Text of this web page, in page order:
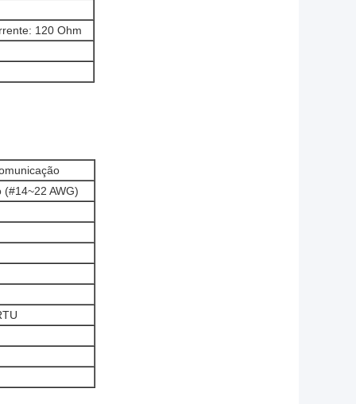
120 Ohm
AWG)